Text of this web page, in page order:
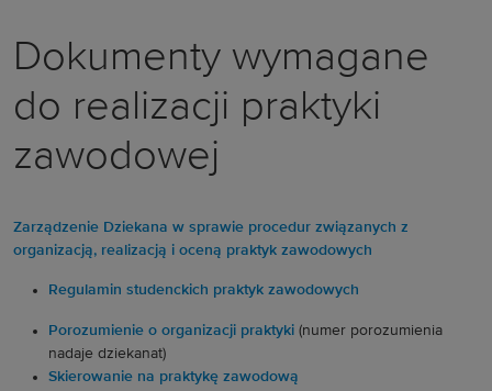
Dokumenty wymagane
do realizacji praktyki
zawodowej
Zarządzenie Dziekana w sprawie procedur związanych z
organizacją, realizacją i oceną praktyk zawodowych
Regulamin studenckich praktyk zawodowych
Porozumienie o organizacji praktyki (numer porozumienia
nadaje dziekanat)
Skierowanie na praktykę zawodową